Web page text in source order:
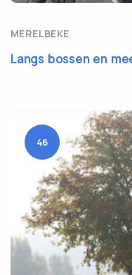
MERELBEKE
Langs bossen en
46